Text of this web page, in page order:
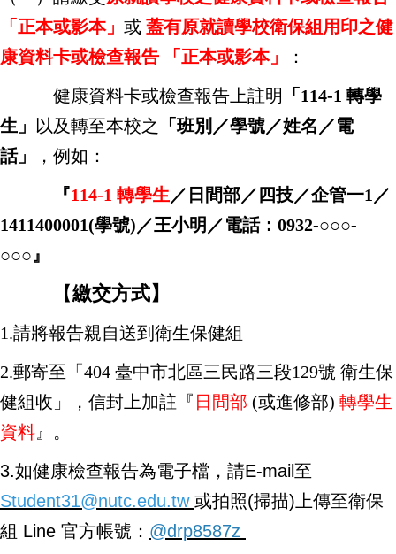
「正本或影本」 或 蓋有原就讀學校衛保組用印之健
康資料卡或檢查報告 「正本或影本」
：
健康資料卡或檢查報告上註明
「114-1 轉學
生」
以及轉至本校之
「班別／學號／姓名／電
話」
，例如：
『114-1 轉學生 ／日間部／四技／企管一1／
1411400001(學號)／王小明／電話：0932-○○○-
○○○』
【繳交方式】
1.請將報告親自送到衛生保健組
2.郵寄至「404 臺中市北區三民路三段129號 衛生保
健組收」， 信封上加註『 日間部 (或進修部) 轉學生
資料 』。
3.如健康檢查報告為電子檔，請E-mail至
Student31@nutc.edu.tw 或拍照(掃描)上傳至衛保
組 Line 官方帳號： @drp8587z